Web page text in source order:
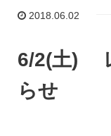
2018.06.02
6/2(土)
らせ